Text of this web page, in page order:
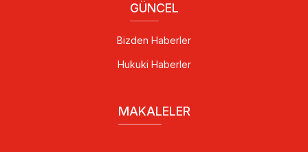
GÜNCEL
Bizden Haberler
Hukuki Haberler
MAKALELER